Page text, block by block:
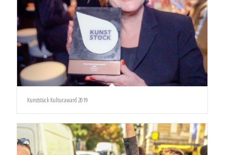
Kunststück Kulturaward 2019